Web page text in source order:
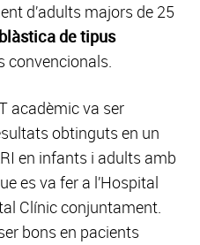
d’adults majors de 25
de tipus
convencionals.
acadèmic va ser
obtinguts en un
en infants i adults amb
es va fer a l’Hospital
Clínic conjuntament.
bons en pacients